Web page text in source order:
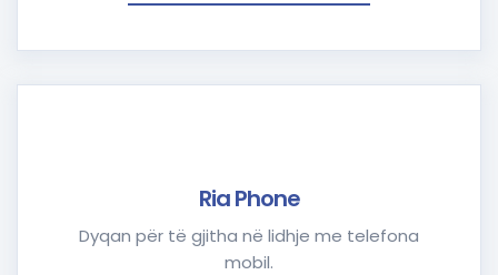
Ria Phone
Dyqan për të gjitha në lidhje me telefona
mobil.